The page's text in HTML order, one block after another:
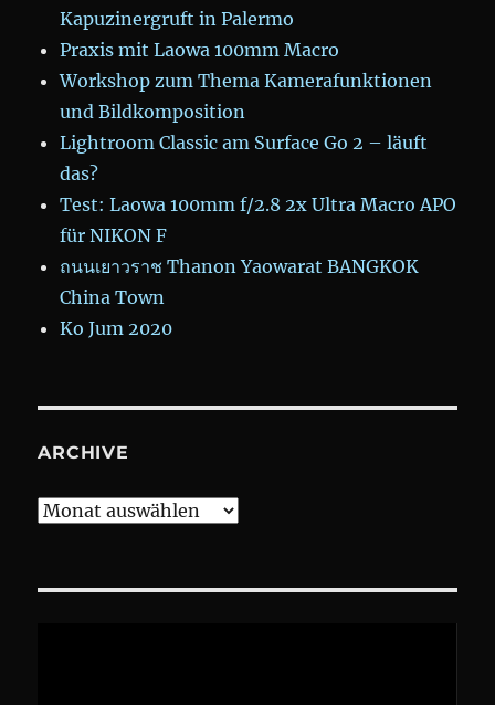
Kapuzinergruft in Palermo
Praxis mit Laowa 100mm Macro
Workshop zum Thema Kamerafunktionen
und Bildkomposition
Lightroom Classic am Surface Go 2 – läuft
das?
Test: Laowa 100mm f/2.8 2x Ultra Macro APO
für NIKON F
ถนนเยาวราช Thanon Yaowarat BANGKOK
China Town
Ko Jum 2020
ARCHIVE
Archive